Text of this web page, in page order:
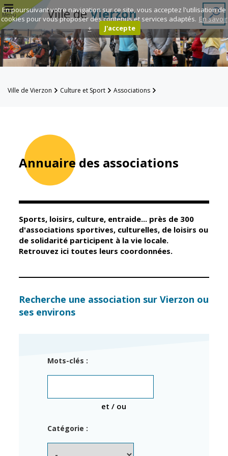
Menu Ville deVierzon
Annuaire des
associations
Espace
Famille
Contacts
Mairie
Élus
Municipal
Services de la
Ville
Cimetières
Titres
État civil
Enfance et
éducation
Guichet unique
enfance
Ville de Vierzon Culture et Sport Associations
Annuaire des associations
Sports, loisirs, culture, entraide... près de 300
d'associations sportives, culturelles, de loisirs ou
de solidarité participent à la vie locale.
Retrouvez ici toutes leurs coordonnées.
Recherche une association sur Vierzon ou
ses environs
Mots-clés :
et / ou
Catégorie :
En poursuivant votre navigation sur ce site, vous acceptez l'utilisation de
cookies pour vous proposer des contenus et services adaptés. En savoir
+
J'accepte